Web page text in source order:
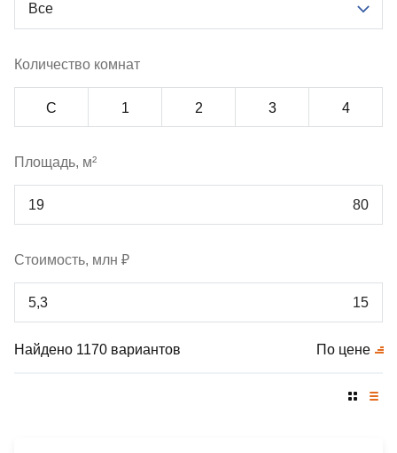
Все
Количество комнат
С 1 2 3 4
Площадь, м²
Стоимость, млн ₽
Найдено 1170 вариантов По цене